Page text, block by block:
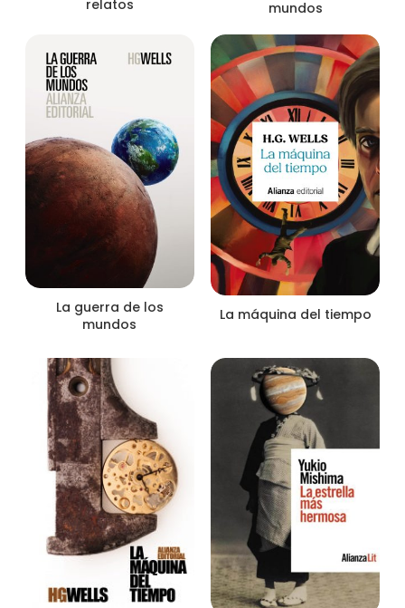
relatos mundos
La guerra de los
mundos
La máquina del tiempo